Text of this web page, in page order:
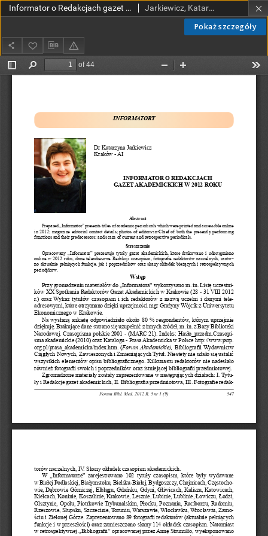
Pokaż szczegóły
Informator o Redakcjach gazet akademickich w 2012 roku Jarkiewicz, Katarzyna